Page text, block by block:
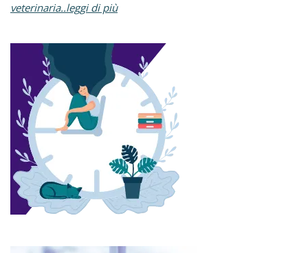
veterinaria..leggi di più